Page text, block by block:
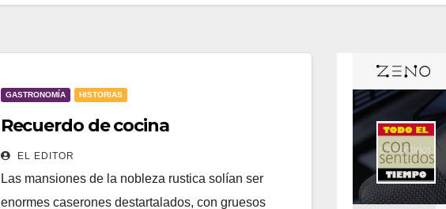
GASTRONOMÍA HISTORIAS
Recuerdo de cocina
EL EDITOR
Las mansiones de la nobleza rustica solían ser
enormes caserones destartalados, con gruesos